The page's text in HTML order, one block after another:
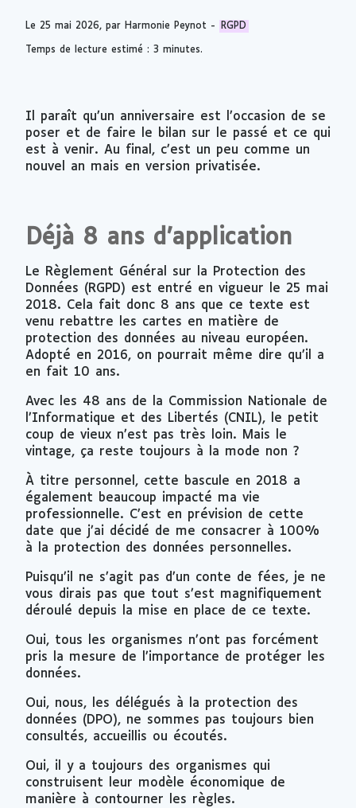
Le 25 mai 2026, par Harmonie Peynot - RGPD
Temps de lecture estimé : 3 minutes.
Il paraît qu’un anniversaire est l’occasion de se
poser et de faire le bilan sur le passé et ce qui
est à venir. Au final, c’est un peu comme un
nouvel an mais en version privatisée.
Déjà 8 ans d’application
Le Règlement Général sur la Protection des
Données (RGPD) est entré en vigueur le 25 mai
2018. Cela fait donc 8 ans que ce texte est
venu rebattre les cartes en matière de
protection des données au niveau européen.
Adopté en 2016, on pourrait même dire qu’il a
en fait 10 ans.
Avec les 48 ans de la Commission Nationale de
l’Informatique et des Libertés (CNIL), le petit
coup de vieux n’est pas très loin. Mais le
vintage, ça reste toujours à la mode non ?
À titre personnel, cette bascule en 2018 a
également beaucoup impacté ma vie
professionnelle. C’est en prévision de cette
date que j’ai décidé de me consacrer à 100%
à la protection des données personnelles.
Puisqu’il ne s’agit pas d’un conte de fées, je ne
vous dirais pas que tout s’est magnifiquement
déroulé depuis la mise en place de ce texte.
Oui, tous les organismes n’ont pas forcément
pris la mesure de l’importance de protéger les
données.
Oui, nous, les délégués à la protection des
données (DPO), ne sommes pas toujours bien
consultés, accueillis ou écoutés.
Oui, il y a toujours des organismes qui
construisent leur modèle économique de
manière à contourner les règles.